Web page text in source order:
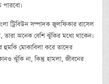
পারবো।
ট্রিবিউন সম্পাদক জুলফিকার রাসেল
তারা অনেক বেশি ঝুঁকির মধ্যে থাকেন।
হুমকি মোকাবিলা করে তাদের
ঝুঁকি না, কিন্তু হামলা, জীবনের